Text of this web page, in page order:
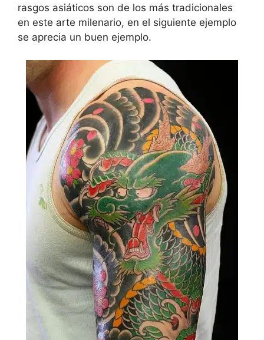
rasgos asiáticos son de los más tradicionales
en este arte milenario, en el siguiente ejemplo
se aprecia un buen ejemplo.